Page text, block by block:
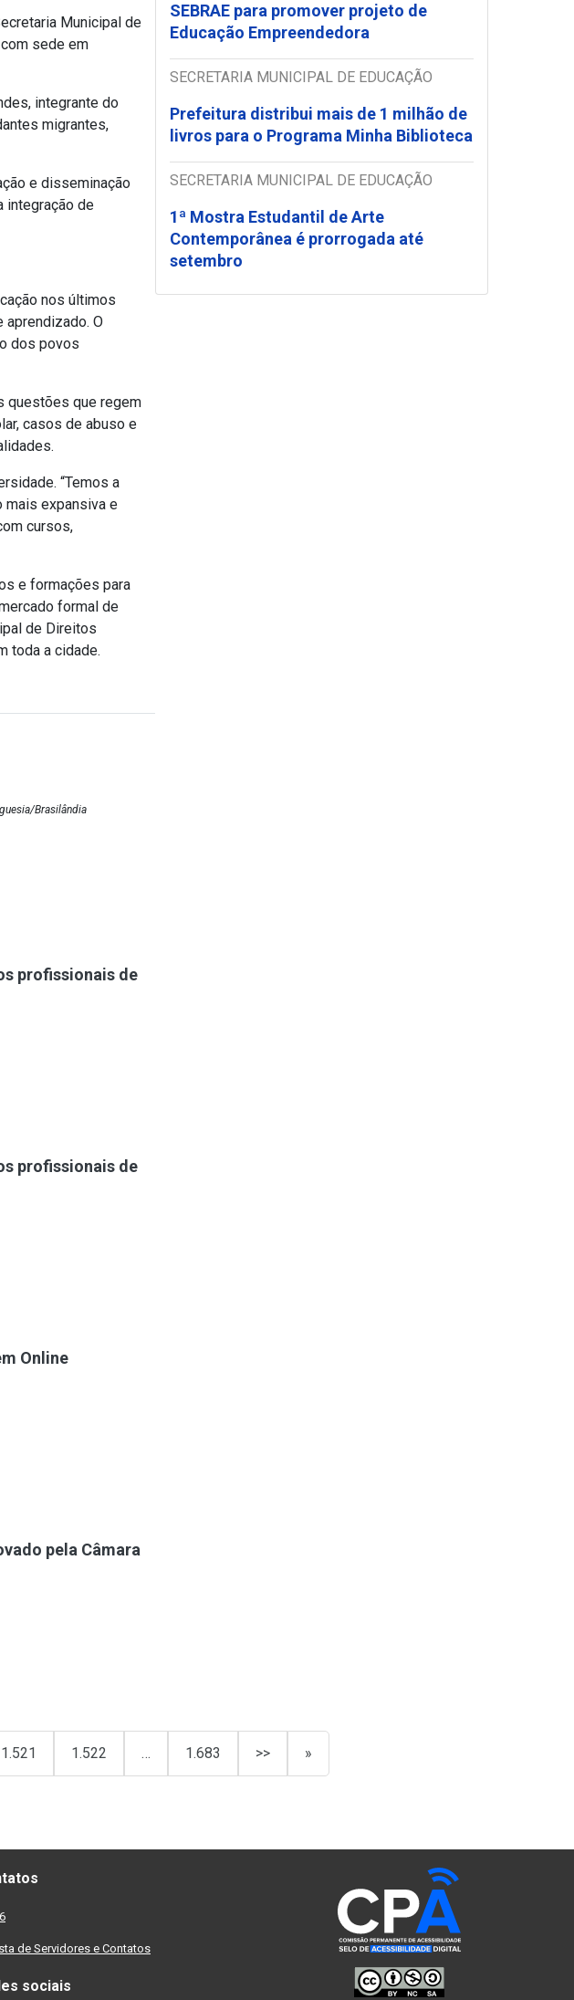
Municipal de
sede em
integrante do
migrantes,
e disseminação
integração de
nos últimos
O
dos povos
questões que regem
casos de abuso e
“Temos a
mais expansiva e
cursos,
e formações para
formal de
de Direitos
toda a cidade.
SEBRAE para promover projeto de
Educação Empreendedora
SECRETARIA MUNICIPAL DE EDUCAÇÃO
Prefeitura distribui mais de 1 milhão de
livros para o Programa Minha Biblioteca
SECRETARIA MUNICIPAL DE EDUCAÇÃO
1ª Mostra Estudantil de Arte
Contemporânea é prorrogada até
setembro
Brasilândia
profissionais de
profissionais de
Online
pela Câmara
1.521 1.522 … 1.683 >> »
de Servidores e Contatos
sociais